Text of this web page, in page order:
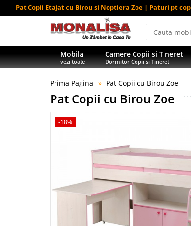
Pat Copii Etajat cu Birou si Noptiera Zoe | Paturi pt
Mobila
vezi toate
Camere Copii si Tineret
Dormitor Copii si Tineret
Prima Pagina Pat Copii cu Birou Zoe
Pat Copii cu Birou Zoe
-18%